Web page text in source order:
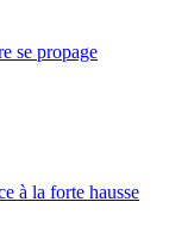
se propage
à la forte hausse